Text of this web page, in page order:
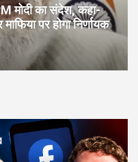
मोदी का संदेश, कहा-
पर होगा निर्णायक